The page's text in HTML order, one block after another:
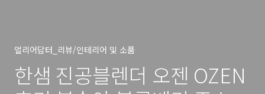
얼리어답터_리뷰/인테리어 및 소품
한샘 진공블렌더 오젠 OZEN